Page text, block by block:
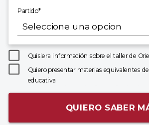
Partido*
Quisiera información sobre el taller de
Quiero presentar materias equivalentes
educativa
QUIERO SABER